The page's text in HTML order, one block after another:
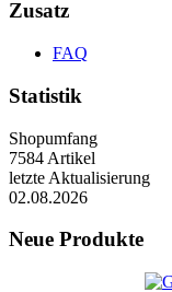
Zusatz
FAQ
Statistik
Shopumfang
7584 Artikel
letzte Aktualisierung
02.08.2026
Neue Produkte